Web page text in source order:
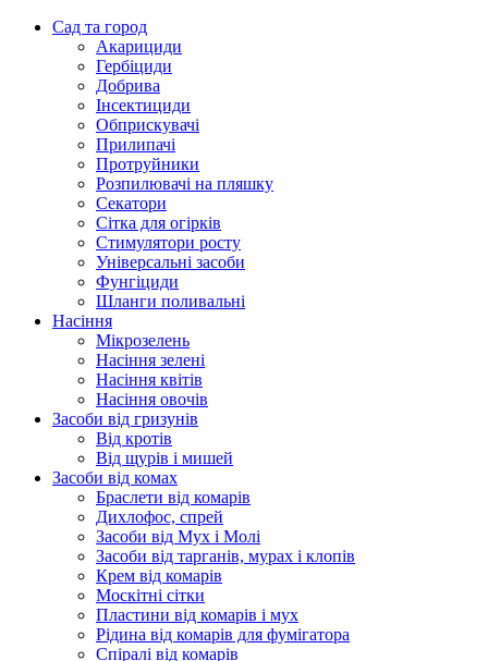
Сад та город
Акарициди
Гербіциди
Добрива
Інсектициди
Обприскувачі
Прилипачі
Протруйники
Розпилювачі на пляшку
Секатори
Сітка для огірків
Стимулятори росту
Універсальні засоби
Фунгіциди
Шланги поливальні
Насіння
Мікрозелень
Насіння зелені
Насіння квітів
Насіння овочів
Засоби від гризунів
Від кротів
Від щурів і мишей
Засоби від комах
Браслети від комарів
Дихлофос, спрей
Засоби від Мух і Молі
Засоби від тарганів, мурах і клопів
Крем від комарів
Москітні сітки
Пластини від комарів і мух
Рідина від комарів для фумігатора
Спіралі від комарів